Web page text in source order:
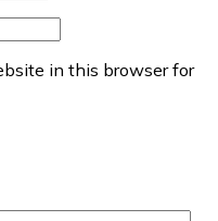
in this browser for